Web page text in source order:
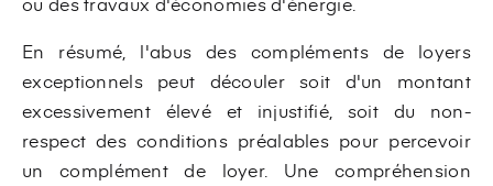
En résumé, l'abus des compléments de loyers
exceptionnels peut découler soit d'un montant
excessivement élevé et injustifié, soit du non-
respect des conditions préalables pour percevoir
un complément de loyer. Une compréhension